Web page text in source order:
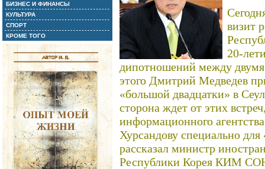
БИЗНЕС И ФИНАНСЫ
КУЛЬТУРА
СПОРТ
КРОМЕ ТОГО
визит
20-
дипотношений между двумя
этого Дмитрий Медведев
«большой двадцатки» в
сторона ждет от этих
информационного
Хурсандову специально
рассказал министр
Республики Корея КИМ